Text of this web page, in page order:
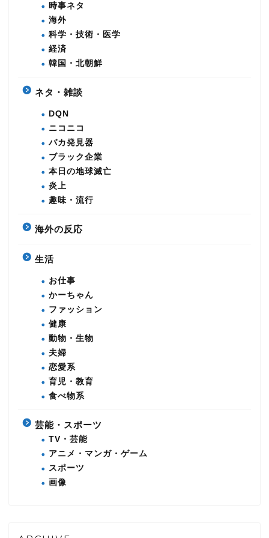
時事ネタ
海外
科学・技術・医学
経済
韓国・北朝鮮
ネタ・雑談
DQN
ニコニコ
バカ発見器
ブラック企業
本日の地球滅亡
炎上
趣味・流行
海外の反応
生活
お仕事
かーちゃん
ファッション
健康
動物・生物
夫婦
恋愛系
育児・教育
食べ物系
芸能・スポーツ
TV・芸能
アニメ・マンガ・ゲーム
スポーツ
画像